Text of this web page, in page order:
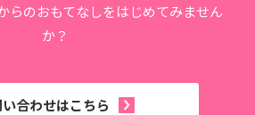
らのおもてなしをはじめてみません
か？
合わせはこちら